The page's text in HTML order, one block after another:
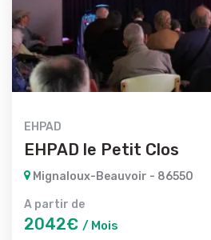
EHPAD
EHPAD le Petit Clos
Mignaloux-Beauvoir - 86550
A partir de
2042€ / Mois